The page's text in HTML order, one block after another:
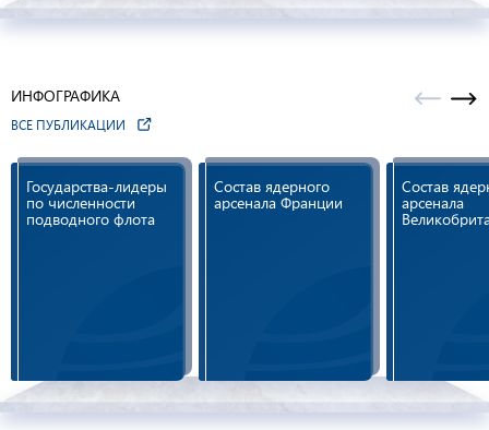
ИНФОГРАФИКА
ВСЕ ПУБЛИКАЦИИ
Государства-лидеры
по численности
подводного флота
Состав ядерного
арсенала Франции
Состав
арсенала